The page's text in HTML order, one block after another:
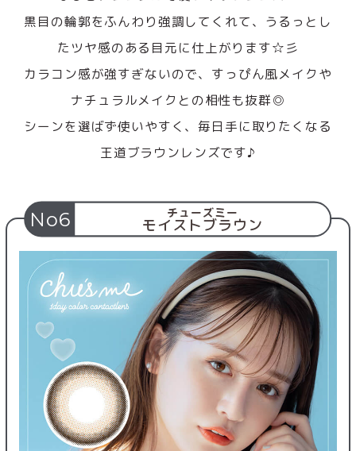
黒目の輪郭をふんわり強調してくれて、うるっとし
たツヤ感のある目元に仕上がります☆彡
カラコン感が強すぎないので、すっぴん風メイクや
ナチュラルメイクとの相性も抜群◎
シーンを選ばず使いやすく、毎日手に取りたくなる
王道ブラウンレンズです♪
No6 チューズミー
モイストブラウン